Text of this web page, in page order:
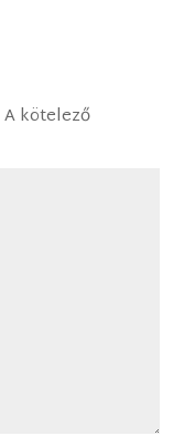
A kötelező